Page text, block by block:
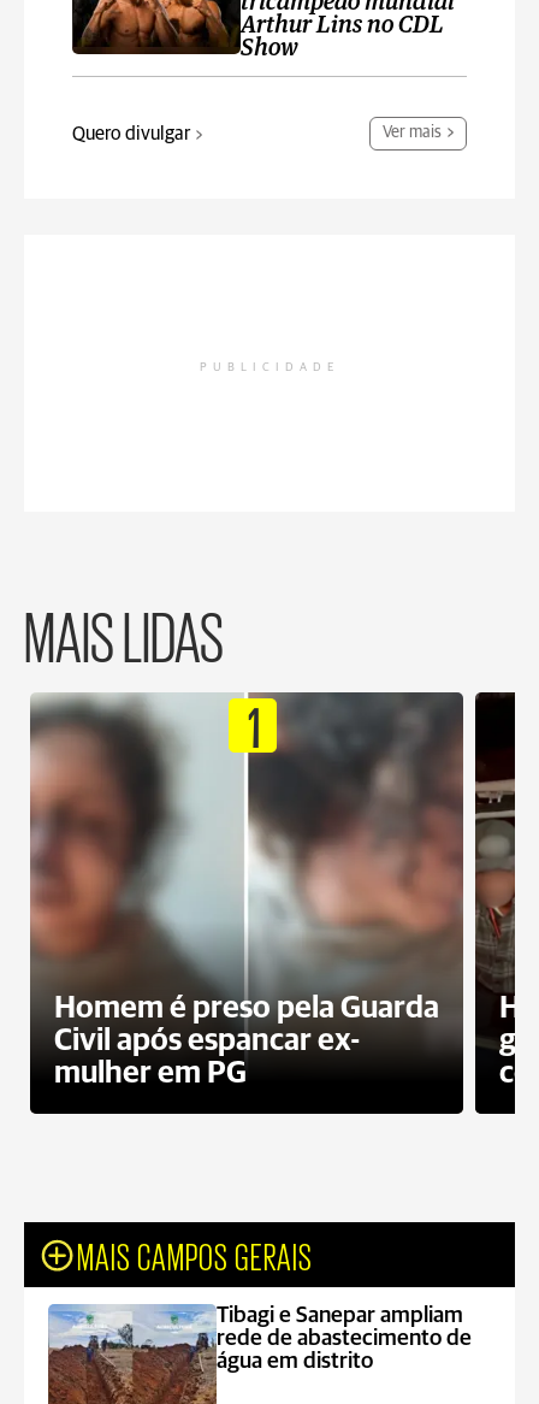
Arthur Lins no CDL
Show
Quero divulgar Ver mais
PUBLICIDADE
MAIS LIDAS
1
Homem é preso pela Guarda
Civil após espancar ex-
mulher em PG
MAIS CAMPOS GERAIS
Tibagi e Sanepar ampliam
rede de abastecimento de
água em distrito